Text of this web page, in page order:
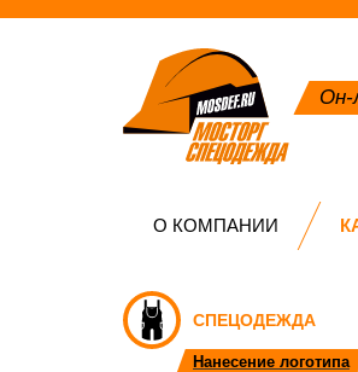
Он-
О КОМПАНИИ
СПЕЦОДЕЖДА
Нанесение логотипа